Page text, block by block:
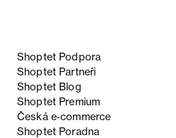
Shoptet Podpora
Shoptet Partneři
Shoptet Blog
Shoptet Premium
Česká e‑commerce
Shoptet Poradna